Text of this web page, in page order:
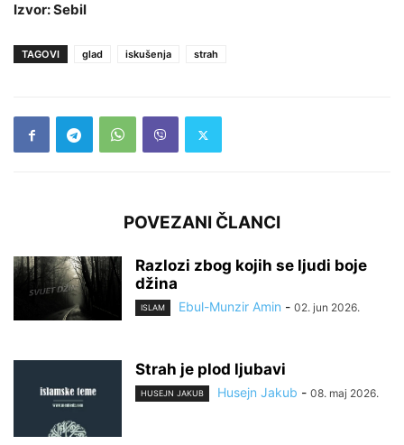
Izvor: Sebil
TAGOVI glad iskušenja strah
POVEZANI ČLANCI
Razlozi zbog kojih se ljudi boje
džina
ISLAM Ebul-Munzir Amin - 02. jun 2026.
Strah je plod ljubavi
HUSEJN JAKUB Husejn Jakub - 08. maj 2026.